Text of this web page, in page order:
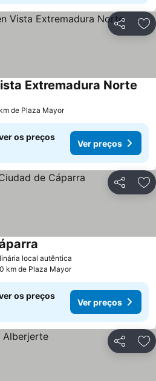
Partilhar
Extremadura Norte
de Plaza Mayor
os preços
Ver preços
Partilhar
local autêntica
km de Plaza Mayor
os preços
Ver preços
Partilhar